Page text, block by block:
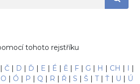
tohoto rejstříku
| Č | D | Ď | E | É | Ě | F | G | H | CH | I |
O | Ó | P | Q | R | Ř | S | Š | T| Ť | U | Ú